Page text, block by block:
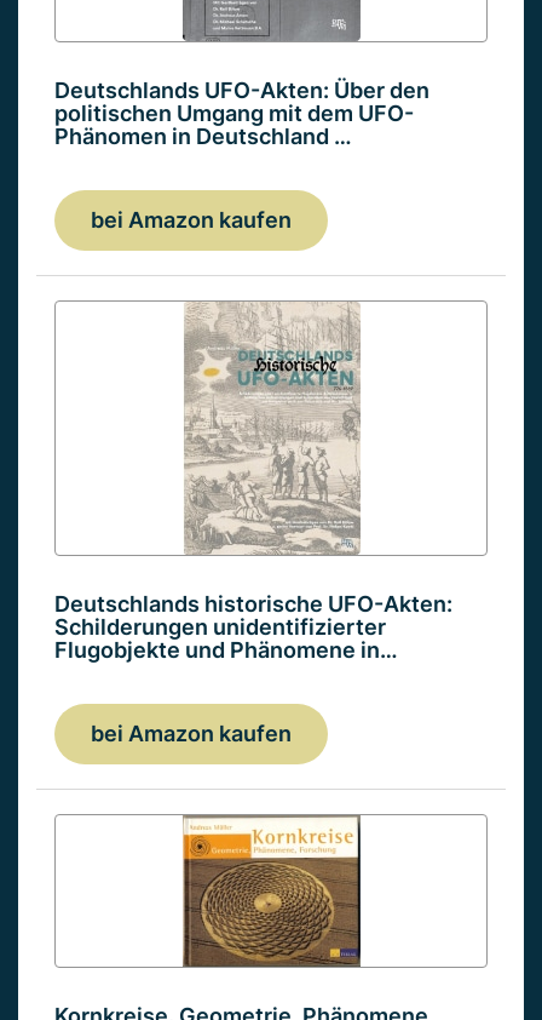
Deutschlands UFO-Akten: Über den
politischen Umgang mit dem UFO-
Phänomen in Deutschland …
bei Amazon kaufen
Deutschlands historische UFO-Akten:
Schilderungen unidentifizierter
Flugobjekte und Phänomene in…
bei Amazon kaufen